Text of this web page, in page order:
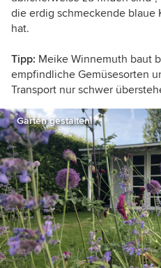
die erdig schmeckende
hat.
Tipp: Meike Winnemuth baut
empfindliche Gemüsesorten
Transport nur schwer
Gärten gestalten!